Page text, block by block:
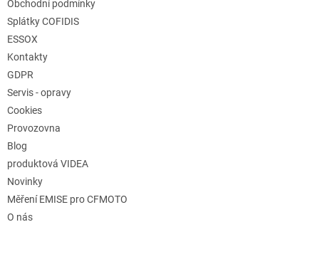
Obchodní podmínky
Splátky COFIDIS
ESSOX
Kontakty
GDPR
Servis - opravy
Cookies
Provozovna
Blog
produktová VIDEA
Novinky
Měření EMISE pro CFMOTO
O nás